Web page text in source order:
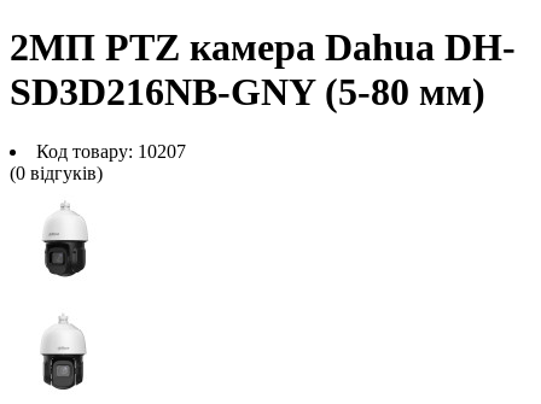
2МП PTZ камера Dahua DH-
SD3D216NB-GNY (5-80 мм)
Код товару: 10207
(0 вiдгукiв)